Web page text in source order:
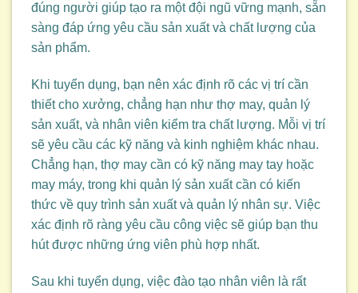
đúng người giúp tạo ra một đội ngũ vững mạnh, sẵn
sàng đáp ứng yêu cầu sản xuất và chất lượng của
sản phẩm.
Khi tuyển dụng, bạn nên xác định rõ các vị trí cần
thiết cho xưởng, chẳng hạn như thợ may, quản lý
sản xuất, và nhân viên kiểm tra chất lượng. Mỗi vị trí
sẽ yêu cầu các kỹ năng và kinh nghiệm khác nhau.
Chẳng hạn, thợ may cần có kỹ năng may tay hoặc
may máy, trong khi quản lý sản xuất cần có kiến
thức về quy trình sản xuất và quản lý nhân sự. Việc
xác định rõ ràng yêu cầu công việc sẽ giúp bạn thu
hút được những ứng viên phù hợp nhất.
Sau khi tuyển dụng, việc đào tạo nhân viên là rất